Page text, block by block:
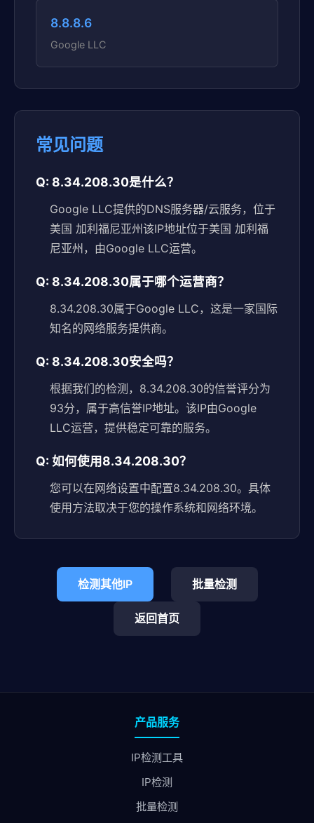
8.8.8.6
Google LLC
常见问题
Q: 8.34.208.30是什么？
Google LLC提供的DNS服务器/云服务，位于
美国 加利福尼亚州该IP地址位于美国 加利福
尼亚州，由Google LLC运营。
Q: 8.34.208.30属于哪个运营商？
8.34.208.30属于Google LLC，这是一家国际
知名的网络服务提供商。
Q: 8.34.208.30安全吗？
根据我们的检测，8.34.208.30的信誉评分为
93分，属于高信誉IP地址。该IP由Google
LLC运营，提供稳定可靠的服务。
Q: 如何使用8.34.208.30？
您可以在网络设置中配置8.34.208.30。具体
使用方法取决于您的操作系统和网络环境。
检测其他IP 批量检测
返回首页
产品服务
IP检测工具
IP检测
批量检测